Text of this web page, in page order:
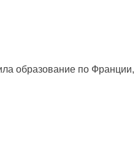
образование по Франции,